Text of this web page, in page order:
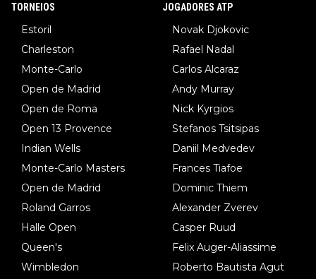
TORNEIOS
Estoril
Charleston
Monte-Carlo
Open de Madrid
Open de Roma
Open 13 Provence
Indian Wells
Monte-Carlo Masters
Open de Madrid
Roland Garros
Halle Open
Queen's
Wimbledon
JOGADORES ATP
Novak Djokovic
Rafael Nadal
Carlos Alcaraz
Andy Murray
Nick Kyrgios
Stefanos Tsitsipas
Daniil Medvedev
Frances Tiafoe
Dominic Thiem
Alexander Zverev
Casper Ruud
Felix Auger-Aliassime
Roberto Bautista Agut